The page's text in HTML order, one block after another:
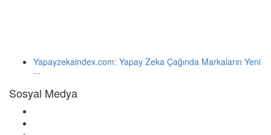
Yapayzekaindex.com: Yapay Zeka Çağında Markaların Yeni
...
Sosyal Medya